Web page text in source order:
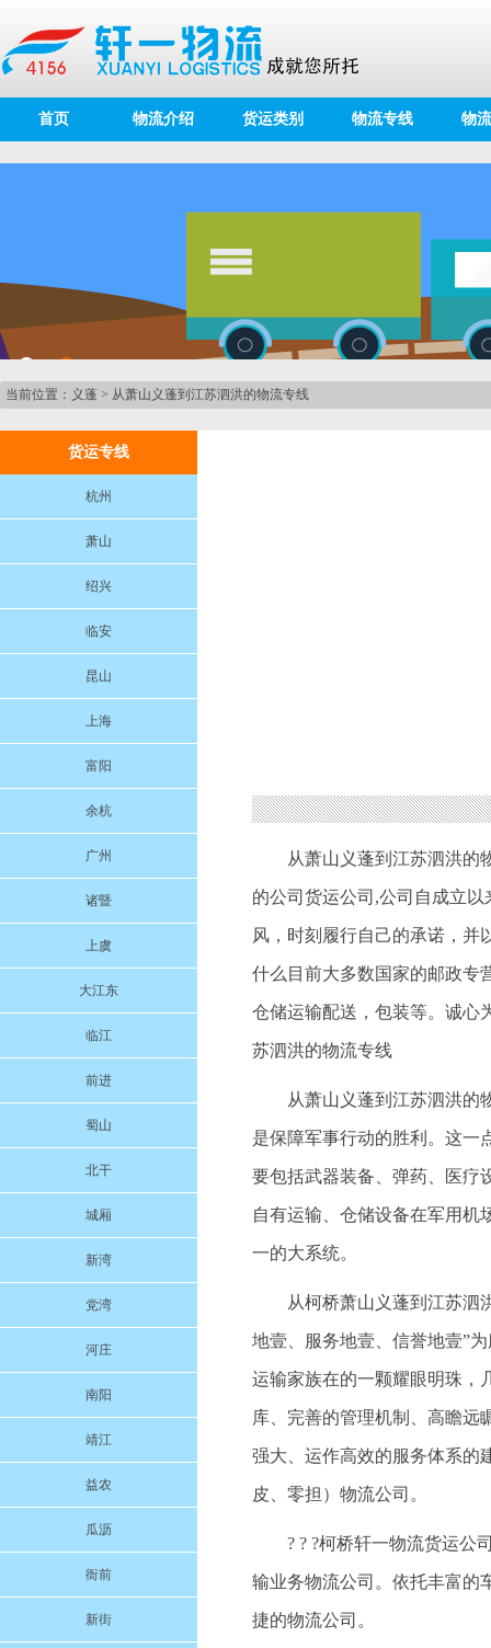
首页 物流介绍 货运类别 物流专线 物
当前位置： 义蓬 > 从萧山义蓬到江苏泗洪的物流专线
货运专线
杭州
萧山
绍兴
临安
昆山
上海
富阳
余杭
广州
诸暨
上虞
大江东
临江
前进
蜀山
北干
城厢
新湾
党湾
河庄
南阳
靖江
益农
瓜沥
衙前
新街
从萧山义蓬到江苏泗洪的
的公司货运公司,公司自成立
风，时刻履行自己的承诺，并
什么目前大多数国家的邮政专
仓储运输配送，包装等。诚心
苏泗洪的物流专线
从萧山义蓬到江苏泗洪的
是保障军事行动的胜利。这一
要包括武器装备、弹药、医疗
自有运输、仓储设备在军用机
一的大系统。
从柯桥萧山义蓬到江苏泗
地壹、服务地壹、信誉地壹”
运输家族在的一颗耀眼明珠，
库、完善的管理机制、高瞻远
强大、运作高效的服务体系的
皮、零担）物流公司。
? ? ?柯桥轩一物流货运公
输业务物流公司。依托丰富的
捷的物流公司。